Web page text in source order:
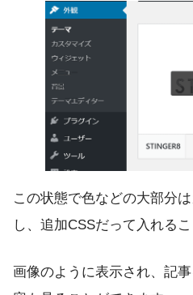
この状態で色などの大部分
し、追加CSSだって入れるこ
画像のように表示され、記